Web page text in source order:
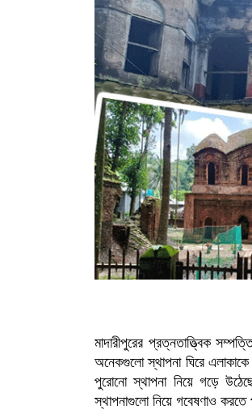
মাদারীপুরের প্রত্নতাত্ত্বিক
অনেকগুলো স্থাপনা ঘিরে
পুরোনো স্থাপনা নিয়ে গড়ে
স্থাপনাগুলো নিয়ে গবেষণাও করতে